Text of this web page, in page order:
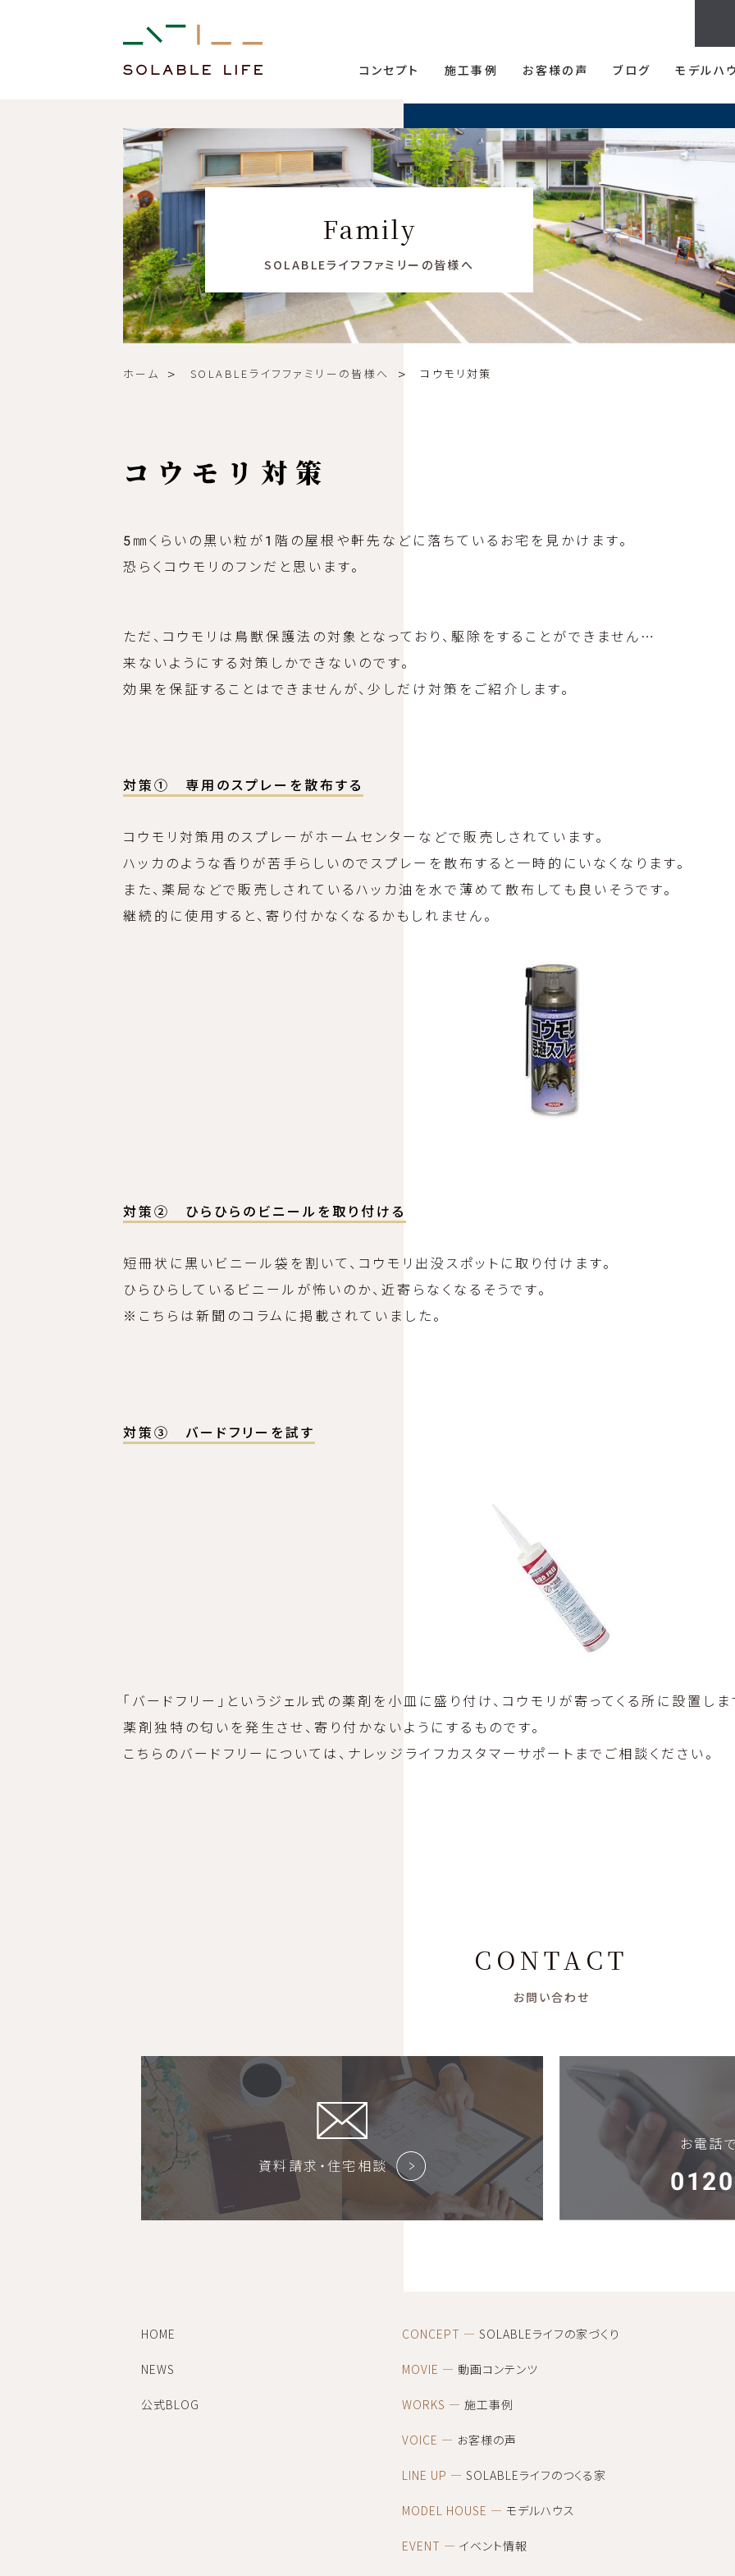
コンセプト 施工事例 お客様の声 ブログ モデルハ
Family
SOLABLEライフファミリーの皆様へ
ホーム SOLABLEライフファミリーの皆様へ コウモリ対策
コウモリ対策
5㎜くらいの黒い粒が1階の屋根や軒先などに落ちているお宅を見かけます。
恐らくコウモリのフンだと思います。
ただ、コウモリは鳥獣保護法の対象となっており、駆除をすることができません…
来ないようにする対策しかできないのです。
効果を保証することはできませんが、少しだけ対策をご紹介します。
対策① 専用のスプレーを散布する
コウモリ対策用のスプレーがホームセンターなどで販売しされています。
ハッカのような香りが苦手らしいのでスプレーを散布すると一時的にいなくなります。
また、薬局などで販売しされているハッカ油を水で薄めて散布しても良いそうです。
継続的に使用すると、寄り付かなくなるかもしれません。
対策② ひらひらのビニールを取り付ける
短冊状に黒いビニール袋を割いて、コウモリ出没スポットに取り付けます。
ひらひらしているビニールが怖いのか、近寄らなくなるそうです。
※こちらは新聞のコラムに掲載されていました。
対策③ バードフリーを試す
「バードフリー」というジェル式の薬剤を小皿に盛り付け、コウモリが寄ってくる所に設置しま
薬剤独特の匂いを発生させ、寄り付かないようにするものです。
こちらのバードフリーについては、ナレッジライフカスタマーサポートまでご相談ください。
CONTACT
お問い合わせ
資料請求・住宅相談
お電話
HOME
NEWS
公式BLOG
CONCEPT SOLABLEライフの家づくり
MOVIE 動画コンテンツ
WORKS 施工事例
VOICE お客様の声
LINE UP SOLABLEライフのつくる家
MODEL HOUSE モデルハウス
EVENT イベント情報